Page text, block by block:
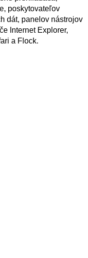
poskytovateľov
dát, panelov nástrojov
Internet Explorer,
a Flock.